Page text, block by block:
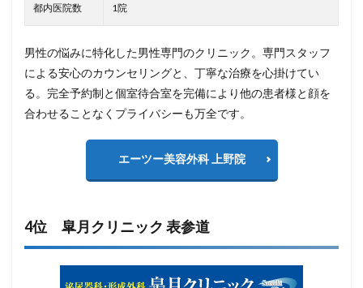
都内医院数 1院
男性の悩みに特化した男性専門のクリニック。専門スタッフ
による安心のカウンセリングと、丁寧な治療を心掛けてい
る。完全予約制と個室待合室を完備により他の患者様と顔を
合わせることなくプライバシーも万全です。
エーツー美容外科 上野院
4位 皐月クリニック 表参道